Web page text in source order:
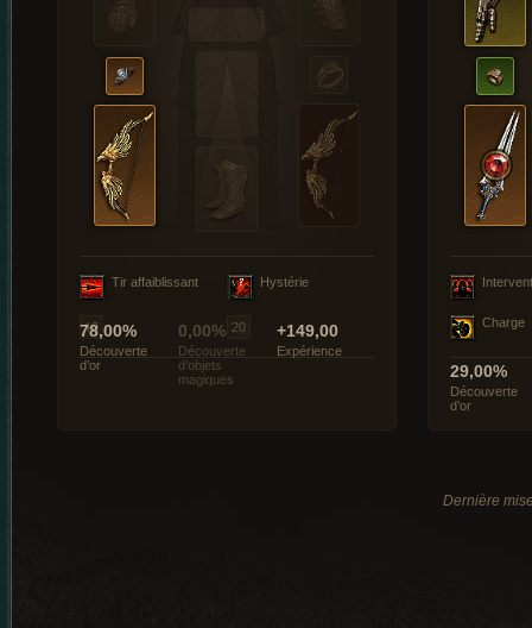
Tir affaiblissant Hystérie
78,00%
Découverte
d’or
0,00%
Découverte
d’objets
magiques
+149,00
Expérience
Charge
29,00%
Découverte
d’or
Dernière